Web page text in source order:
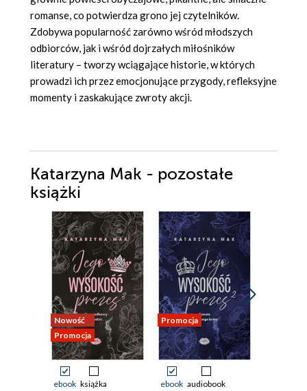
romanse, co potwierdza grono jej czytelników.
Zdobywa popularność zarówno wśród młodszych
odbiorców, jak i wśród dojrzałych miłośników
literatury – tworzy wciągające historie, w których
prowadzi ich przez emocjonujące przygody, refleksyjne
momenty i zaskakujące zwroty akcji.
Katarzyna Mak - pozostałe
książki
Nowość
Promocja
ebook książka
Promocja
ebook audiobook